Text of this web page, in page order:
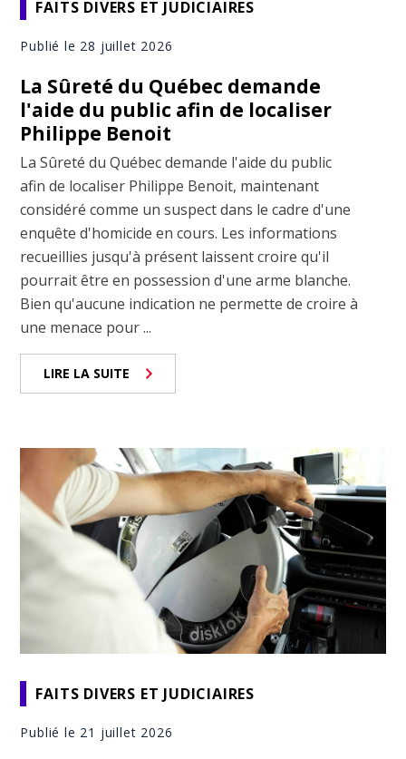
FAITS DIVERS ET JUDICIAIRES
Publié le 28 juillet 2026
La Sûreté du Québec demande
l'aide du public afin de localiser
Philippe Benoit
La Sûreté du Québec demande l'aide du public
afin de localiser Philippe Benoit, maintenant
considéré comme un suspect dans le cadre d'une
enquête d'homicide en cours. Les informations
recueillies jusqu'à présent laissent croire qu'il
pourrait être en possession d'une arme blanche.
Bien qu'aucune indication ne permette de croire à
une menace pour ...
LIRE LA SUITE
FAITS DIVERS ET JUDICIAIRES
Publié le 21 juillet 2026